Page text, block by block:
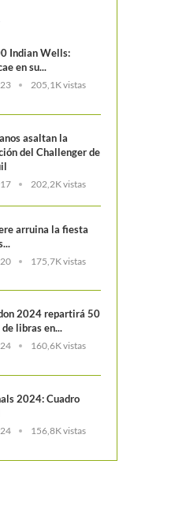
Indian Wells:
en su...
205,1K vistas
asaltan la
del Challenger de
202,2K vistas
arruina la fiesta
175,7K vistas
2024 repartirá 50
libras en...
160,6K vistas
2024: Cuadro
156,8K vistas